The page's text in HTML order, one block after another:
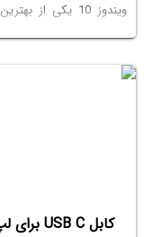
ویندوز 10 یکی
ویندوز را در یک محیط
می توانید تشخیص دهید